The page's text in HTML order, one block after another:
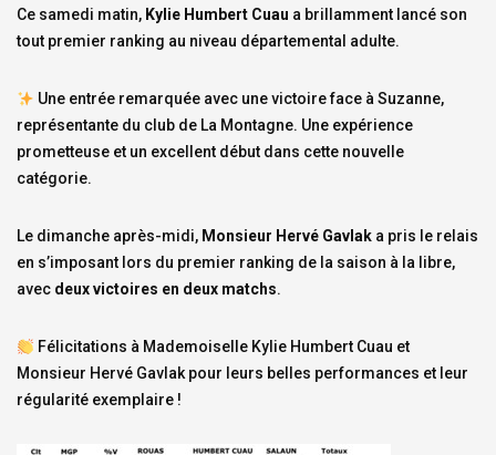
Ce samedi matin, Kylie Humbert Cuau a brillamment lancé son
tout premier ranking au niveau départemental adulte.
Une entrée remarquée avec une victoire face à Suzanne,
représentante du club de La Montagne. Une expérience
prometteuse et un excellent début dans cette nouvelle
catégorie.
Le dimanche après-midi, Monsieur Hervé Gavlak a pris le relais
en s’imposant lors du premier ranking de la saison à la libre,
avec deux victoires en deux matchs.
Félicitations à Mademoiselle Kylie Humbert Cuau et
Monsieur Hervé Gavlak pour leurs belles performances et leur
régularité exemplaire !